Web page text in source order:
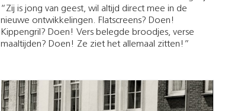
“Zij is jong van geest, wil altijd direct mee in de
nieuwe ontwikkelingen. Flatscreens? Doen!
Kippengril? Doen! Vers belegde broodjes, verse
maaltijden? Doen! Ze ziet het allemaal zitten!”